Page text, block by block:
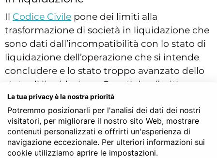
Il Codice Civile pone dei limiti alla
trasformazione di società in liquidazione che
sono dati dall’incompatibilità con lo stato di
liquidazione dell’operazione che si intende
concludere e lo stato troppo avanzato dello
stato di liquidazione. Questi due limiti non
operano in modo alternativo, ma devono
essere presenti entrambi, altrimenti non sarà
possibile procedere alla trasformazione.
La tua privacy è la nostra priorità
Potremmo posizionarli per l'analisi dei dati dei nostri
visitatori, per migliorare il nostro sito Web, mostrare
contenuti personalizzati e offrirti un'esperienza di
navigazione eccezionale. Per ulteriori informazioni sui
cookie utilizziamo aprire le impostazioni.